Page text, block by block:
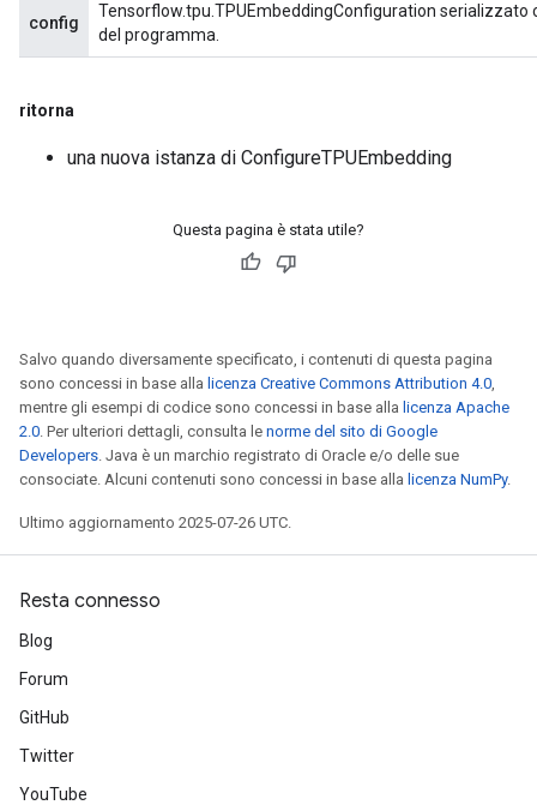
config
Tensorflow.tpu.TPUEmbeddingConfiguration
del programma.
ritorna
una nuova istanza di ConfigureTPUEmbedding
Questa pagina è stata utile?
Salvo quando diversamente specificato, i contenuti di questa pagina
sono concessi in base alla licenza Creative Commons Attribution 4.0,
mentre gli esempi di codice sono concessi in base alla licenza Apache
2.0. Per ulteriori dettagli, consulta le norme del sito di Google
Developers. Java è un marchio registrato di Oracle e/o delle sue
consociate. Alcuni contenuti sono concessi in base alla licenza NumPy.
Ultimo aggiornamento 2025-07-26 UTC.
Resta connesso
Blog
Forum
GitHub
Twitter
YouTube